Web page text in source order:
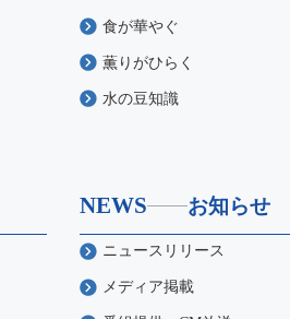
食が華やぐ
薫りがひらく
水の豆知識
NEWS お知らせ
ニュースリリース
メディア掲載